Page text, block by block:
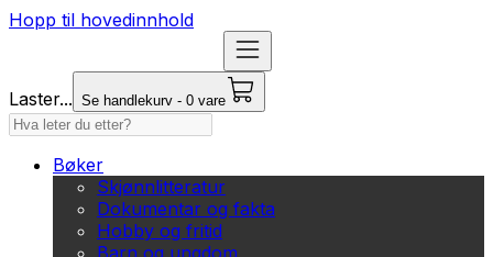
Hopp til hovedinnhold
Laster... Se handlekurv - 0 vare
Bøker
Skjønnlitteratur
Dokumentar og fakta
Hobby og fritid
Barn og ungdom